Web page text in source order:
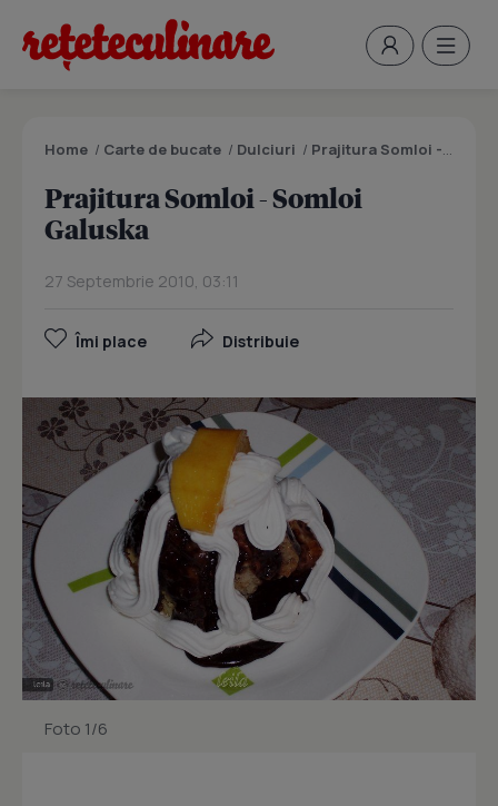
Home / Carte de bucate / Dulciuri / Prajitura Somloi - Somloi Galuska
Prajitura Somloi - Somloi
Galuska
27 Septembrie 2010, 03:11
Îmi place Distribuie
Foto 1/6